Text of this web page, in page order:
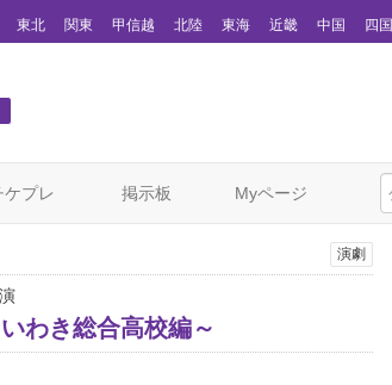
東北 関東 甲信越 北陸 東海 近畿 中国 四国
ケプレ 掲示板 Myページ
演劇
演
わき総合高校編～